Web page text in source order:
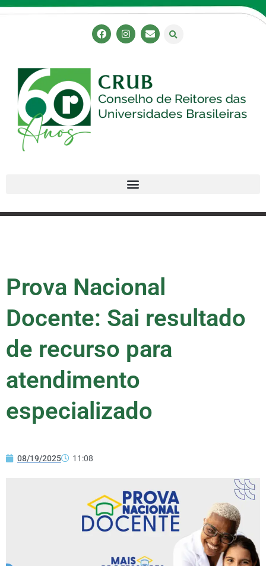
Prova Nacional
Docente: Sai resultado
de recurso para
atendimento
especializado
08/19/2025 11:08